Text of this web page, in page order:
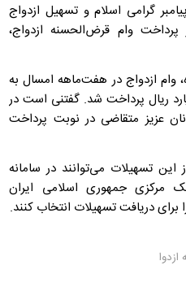
گرامی اسلام و تسهیل ازدواج
وام قرض‌الحسنه ازدواج،
وام ازدواج در هفت‌ماهه امسال به
بالغ بر ۱۰هزار میلیارد ریال پرداخت شد. گفتنی است در
۳۳۰۰ نفر از جوانان عزیز متقاضی در نوبت پرداخت
این تسهیلات می‌توانند در سامانه
مرکزی جمهوری اسلامی ایران
دریافت تسهیلات انتخاب کنند.